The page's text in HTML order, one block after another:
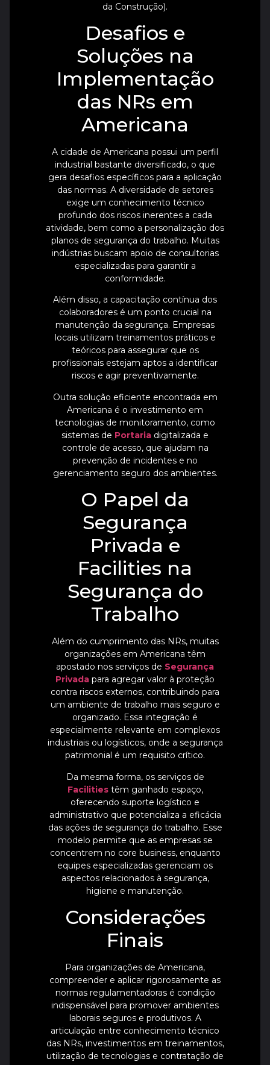
da Construção).
Desafios e
Soluções na
Implementação
das NRs em
Americana
A cidade de Americana possui um perfil
industrial bastante diversificado, o que
gera desafios específicos para a aplicação
das normas. A diversidade de setores
exige um conhecimento técnico
profundo dos riscos inerentes a cada
atividade, bem como a personalização dos
planos de segurança do trabalho. Muitas
indústrias buscam apoio de consultorias
especializadas para garantir a
conformidade.
Além disso, a capacitação contínua dos
colaboradores é um ponto crucial na
manutenção da segurança. Empresas
locais utilizam treinamentos práticos e
teóricos para assegurar que os
profissionais estejam aptos a identificar
riscos e agir preventivamente.
Outra solução eficiente encontrada em
Americana é o investimento em
tecnologias de monitoramento, como
sistemas de Portaria digitalizada e
controle de acesso, que ajudam na
prevenção de incidentes e no
gerenciamento seguro dos ambientes.
O Papel da
Segurança
Privada e
Facilities na
Segurança do
Trabalho
Além do cumprimento das NRs, muitas
organizações em Americana têm
apostado nos serviços de Segurança
Privada para agregar valor à proteção
contra riscos externos, contribuindo para
um ambiente de trabalho mais seguro e
organizado. Essa integração é
especialmente relevante em complexos
industriais ou logísticos, onde a segurança
patrimonial é um requisito crítico.
Da mesma forma, os serviços de
Facilitiestêm ganhado espaço,
oferecendo suporte logístico e
administrativo que potencializa a eficácia
das ações de segurança do trabalho. Esse
modelo permite que as empresas se
concentrem no core business, enquanto
equipes especializadas gerenciam os
aspectos relacionados à segurança,
higiene e manutenção.
Considerações
Finais
Para organizações de Americana,
compreender e aplicar rigorosamente as
normas regulamentadoras é condição
indispensável para promover ambientes
laborais seguros e produtivos. A
articulação entre conhecimento técnico
das NRs, investimentos em treinamentos,
utilização de tecnologias e contratação de